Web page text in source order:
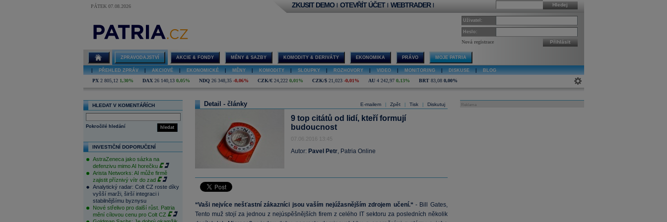
PÁTEK 07.08.2026 Hledej
ZKUSIT DEMO | OTEVŘÍT ÚČET | WEBTRADER |
Uživatel:
Heslo:
Nová registrace Přihlásit
ZPRAVODAJSTVÍ AKCIE & FONDY MĚNY & SAZBY KOMODITY & DERIVÁTY EKONOMIKA PRÁVO MOJE PATRIA
PŘEHLED ZPRÁV AKCIOVÉ EKONOMICKÉ MĚNY KOMODITY SLOUPKY ROZHOVORY VIDEO MONITORING DISKUSE BLOG
PX 2 805,12 1,30% DAX 26 140,13 0,05% NDQ 26 348,35 -0,06% CZK/€ 24,222 0,01% CZK/$ 21,023 -0,01% AU 4 242,97 0,13% BRT 83,08 0,00%
HLEDAT V KOMENTÁŘÍCH
hledat
Pokročilé hledání
INVESTIČNÍ DOPORUČENÍ
AstraZeneca jako sázka na
defenzivu mimo AI horečku
Arista Networks: AI může firmě
zajistit příznivý vítr do zad
Analytický radar: Colt CZ roste díky
vyšší marži, širší integraci i
stabilnějšímu byznysu
Nové střelivo pro další růst. Patria
mění cílovou cenu pro Colt CZ
E-mailem Zpět Tisk Diskutuj
Detail - články
9 top citátů od lidí, kteří formují
budoucnost
07.06.2016 13:45
Autor: Pavel Petr, Patria Online
“Vaši nejvíce nešťastní zákazníci jsou vaším nejúžasnějším zdrojem učení.“ - Bill Gates,
Tento muž stojí za jednou z nejúspěšnějších firem z celého IT sektoru za posledních několik
Reklama